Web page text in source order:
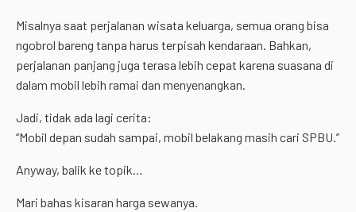
Misalnya saat perjalanan wisata keluarga, semua orang bisa
ngobrol bareng tanpa harus terpisah kendaraan. Bahkan,
perjalanan panjang juga terasa lebih cepat karena suasana di
dalam mobil lebih ramai dan menyenangkan.
Jadi, tidak ada lagi cerita:
“Mobil depan sudah sampai, mobil belakang masih cari SPBU.”
Anyway, balik ke topik…
Mari bahas kisaran harga sewanya.